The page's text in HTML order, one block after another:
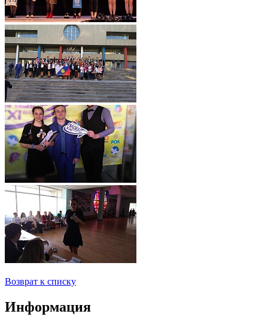
Возврат к списку
Информация